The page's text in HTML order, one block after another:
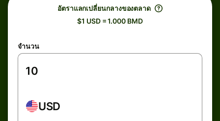
อัตราแลกเปลี่ยนกลางของตลาด
$1 USD = 1.000 BMD
จำนวน
USD